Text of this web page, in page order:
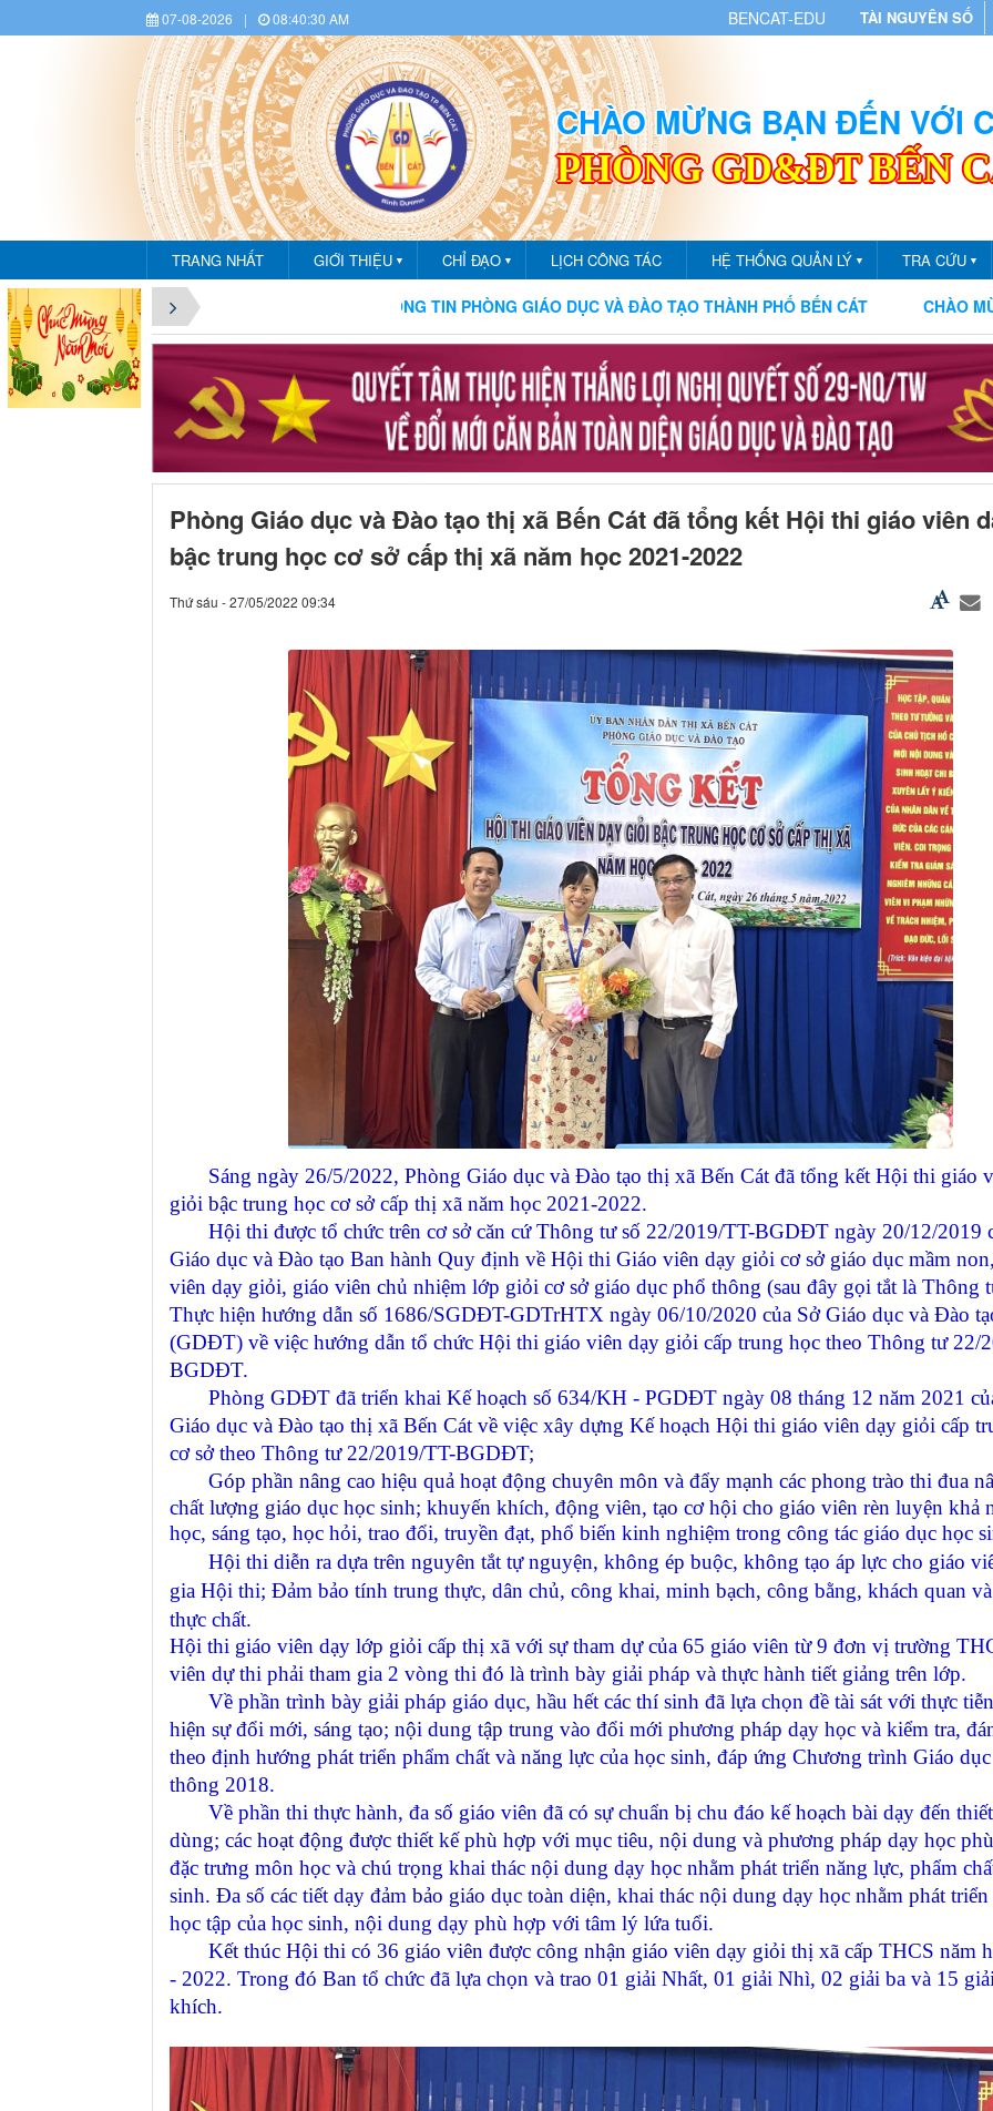
07-08-2026 | 08:40:32 AM BENCAT-EDU TÀI NGUYÊN SỐ
CHÀO MỪNG BẠN ĐẾN VỚI
PHÒNG GD&ĐT BẾN
TRANG NHẤT GIỚI THIỆU ▼ CHỈ ĐẠO ▼ LỊCH CÔNG TÁC HỆ THỐNG QUẢN LÝ ▼ TRA CỨU ▼
BẠN ĐẾN VỚI CỔNG THÔNG TIN PHÒNG GIÁO DỤC VÀ ĐÀO TẠO THÀNH PHỐ BẾN CÁT CHÀO MỪNG BẠN ĐẾN VỚI
Phòng Giáo dục và Đào tạo thị xã Bến Cát đã tổng kết Hội thi giáo viên
bậc trung học cơ sở cấp thị xã năm học 2021-2022
Thứ sáu - 27/05/2022 09:34
Sáng ngày 26/5/2022, Phòng Giáo dục và Đào tạo thị xã Bến Cát đã tổng kết Hội thi giáo
giỏi bậc trung học cơ sở cấp thị xã năm học 2021-2022.
Hội thi được tổ chức trên cơ sở căn cứ Thông tư số 22/2019/TT-BGDĐT ngày 20/12/2019
Giáo dục và Đào tạo Ban hành Quy định về Hội thi Giáo viên dạy giỏi cơ sở giáo dục mầm
viên dạy giỏi, giáo viên chủ nhiệm lớp giỏi cơ sở giáo dục phổ thông (sau đây gọi tắt là Thông
Thực hiện hướng dẫn số 1686/SGDĐT-GDTrHTX ngày 06/10/2020 của Sở Giáo dục và Đào
(GDĐT) về việc hướng dẫn tổ chức Hội thi giáo viên dạy giỏi cấp trung học theo Thông tư 22/
BGDĐT.
Phòng GDĐT đã triển khai Kế hoạch số 634/KH - PGDĐT ngày 08 tháng 12 năm 2021
Giáo dục và Đào tạo thị xã Bến Cát về việc xây dựng Kế hoạch Hội thi giáo viên dạy giỏi cấp
cơ sở theo Thông tư 22/2019/TT-BGDĐT;
Góp phần nâng cao hiệu quả hoạt động chuyên môn và đẩy mạnh các phong trào thi đua
chất lượng giáo dục học sinh; khuyến khích, động viên, tạo cơ hội cho giáo viên rèn luyện khả
học, sáng tạo, học hỏi, trao đổi, truyền đạt, phổ biến kinh nghiệm trong công tác giáo dục học
Hội thi diễn ra dựa trên nguyên tắt tự nguyện, không ép buộc, không tạo áp lực cho giáo
gia Hội thi; Đảm bảo tính trung thực, dân chủ, công khai, minh bạch, công bằng, khách quan
thực chất.
Hội thi giáo viên dạy lớp giỏi cấp thị xã với sự tham dự của 65 giáo viên từ 9 đơn vị trường
viên dự thi phải tham gia 2 vòng thi đó là trình bày giải pháp và thực hành tiết giảng trên lớp.
Về phần trình bày giải pháp giáo dục, hầu hết các thí sinh đã lựa chọn đề tài sát với thực
hiện sự đổi mới, sáng tạo; nội dung tập trung vào đổi mới phương pháp dạy học và kiểm tra,
theo định hướng phát triển phẩm chất và năng lực của học sinh, đáp ứng Chương trình Giáo
thông 2018.
Về phần thi thực hành, đa số giáo viên đã có sự chuẩn bị chu đáo kế hoạch bài dạy đến
dùng; các hoạt động được thiết kế phù hợp với mục tiêu, nội dung và phương pháp dạy học
đặc trưng môn học và chú trọng khai thác nội dung dạy học nhằm phát triển năng lực, phẩm
sinh. Đa số các tiết dạy đảm bảo giáo dục toàn diện, khai thác nội dung dạy học nhằm phát
học tập của học sinh, nội dung dạy phù hợp với tâm lý lứa tuổi.
Kết thúc Hội thi có 36 giáo viên được công nhận giáo viên dạy giỏi thị xã cấp THCS năm
- 2022. Trong đó Ban tổ chức đã lựa chọn và trao 01 giải Nhất, 01 giải Nhì, 02 giải ba và 15
khích.